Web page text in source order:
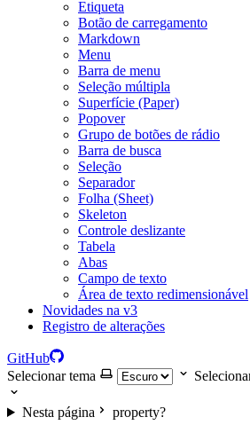
Etiqueta
Botão de carregamento
Markdown
Menu
Barra de menu
Seleção múltipla
Superfície (Paper)
Popover
Grupo de botões de rádio
Barra de busca
Seleção
Separador
Folha (Sheet)
Skeleton
Controle deslizante
Tabela
Abas
Campo de texto
Área de texto redimensionável
Novidades na v3
Registro de alterações
GitHub
Selecionar tema
Nesta página property?